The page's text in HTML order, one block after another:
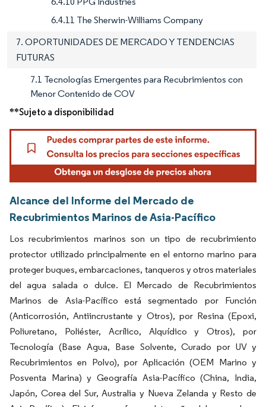
6.4.11 The Sherwin-Williams Company
7. OPORTUNIDADES DE MERCADO Y TENDENCIAS
FUTURAS
7.1 Tecnologías Emergentes para Recubrimientos con
Menor Contenido de COV
**Sujeto a disponibilidad
Alcance del Informe del Mercado de
Recubrimientos Marinos de Asia-Pacífico
Los recubrimientos marinos son un tipo de recubrimiento
protector utilizado principalmente en el entorno marino para
proteger buques, embarcaciones, tanqueros y otros materiales
del agua salada o dulce. El Mercado de Recubrimientos
Marinos de Asia-Pacífico está segmentado por Función
(Anticorrosión, Antiincrustante y Otros), por Resina (Epoxi,
Poliuretano, Poliéster, Acrílico, Alquídico y Otros), por
Tecnología (Base Agua, Base Solvente, Curado por UV y
Recubrimientos en Polvo), por Aplicación (OEM Marino y
Posventa Marina) y Geografía Asia-Pacífico (China, India,
Japón, Corea del Sur, Australia y Nueva Zelanda y Resto de